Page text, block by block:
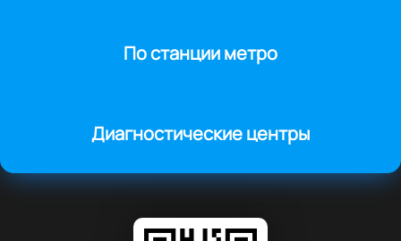
По станции метро
Диагностические центры